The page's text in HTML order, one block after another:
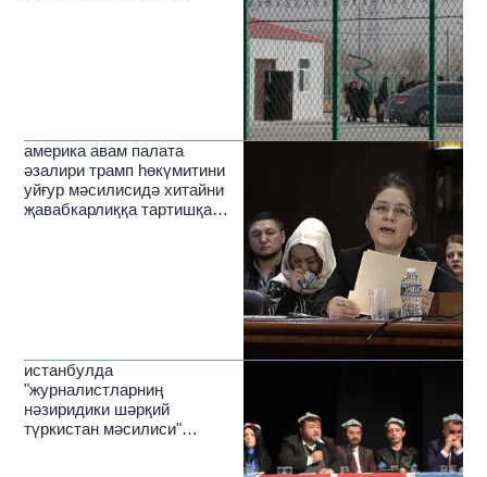
америка авам палата
әзалири трамп һөкүмитини
уйғур мәсилисидә хитайни
җавабкарлиққа тартишқа
истанбулда
"журналистларниң
нәзиридики шәрқий
түркистан мәсилиси"